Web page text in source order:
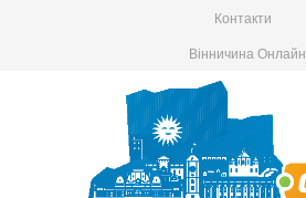
Контакти
Вінничина Онлайн